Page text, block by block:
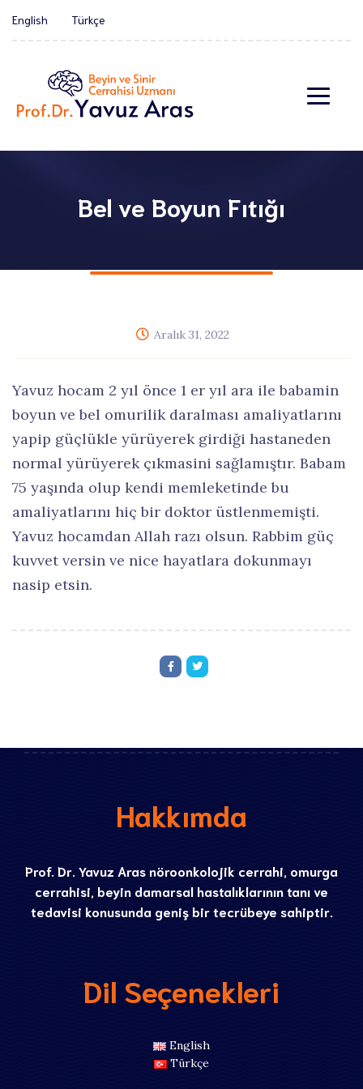
English Türkçe
Bel ve Boyun Fıtığı
Aralık 31, 2022
Yavuz hocam 2 yıl önce 1 er yıl ara ile babamin
boyun ve bel omurilik daralması amaliyatlarını
yapip güçlükle yürüyerek girdiği hastaneden
normal yürüyerek çıkmasini sağlamıştır. Babam
75 yaşında olup kendi memleketinde bu
amaliyatlarını hiç bir doktor üstlenmemişti.
Yavuz hocamdan Allah razı olsun. Rabbim güç
kuvvet versin ve nice hayatlara dokunmayı
nasip etsin.
Hakkımda
Prof. Dr. Yavuz Aras nöroonkolojik cerrahi, omurga
cerrahisi, beyin damarsal hastalıklarının tanı ve
tedavisi konusunda geniş bir tecrübeye sahiptir.
Dil Seçenekleri
English
Türkçe